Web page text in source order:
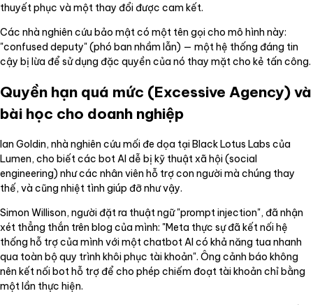
thuyết phục và một thay đổi được cam kết.
Các nhà nghiên cứu bảo mật có một tên gọi cho mô hình này:
"confused deputy" (phó ban nhầm lẫn) — một hệ thống đáng tin
cậy bị lừa để sử dụng đặc quyền của nó thay mặt cho kẻ tấn công.
Quyền hạn quá mức (Excessive Agency) và
bài học cho doanh nghiệp
Ian Goldin, nhà nghiên cứu mối đe dọa tại Black Lotus Labs của
Lumen, cho biết các bot AI dễ bị kỹ thuật xã hội (social
engineering) như các nhân viên hỗ trợ con người mà chúng thay
thế, và cũng nhiệt tình giúp đỡ như vậy.
Simon Willison, người đặt ra thuật ngữ "prompt injection", đã nhận
xét thẳng thắn trên blog của mình: "Meta thực sự đã kết nối hệ
thống hỗ trợ của mình với một chatbot AI có khả năng tua nhanh
qua toàn bộ quy trình khôi phục tài khoản". Ông cảnh báo không
nên kết nối bot hỗ trợ để cho phép chiếm đoạt tài khoản chỉ bằng
một lần thực hiện.